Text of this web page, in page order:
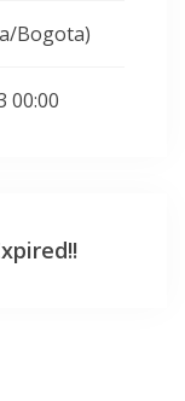
Bogota)
00:00